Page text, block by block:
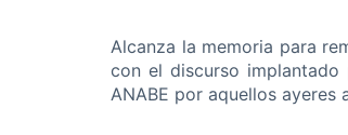
Alcanza la memoria para
con el discurso implantado
ANABE por aquellos ayeres